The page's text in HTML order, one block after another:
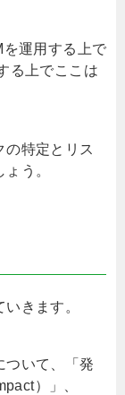
を運用する上で
る上でここは
の特定とリス
う。
きます。
ついて、「発
）」、